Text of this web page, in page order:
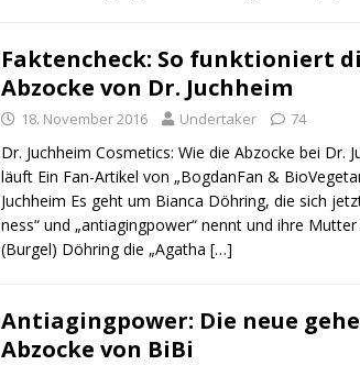
Faktencheck: So funktioniert
Abzocke von Dr. Juchheim
18. November 2016 Undertaker 74
Dr. Juch­heim Cos­me­tics: Wie die Abzo­cke bei Dr.
läuft Ein Fan-Arti­kel von „Bog­d­an­Fan &
Juch­heim Es geht um Bian­ca Döh­ring, die sich
ness“ und „antia­ging­power“ nennt und ihre
(Bur­gel) Döh­ring die „Aga­tha […]
Antiagingpower: Die neue
Abzocke von BiBi